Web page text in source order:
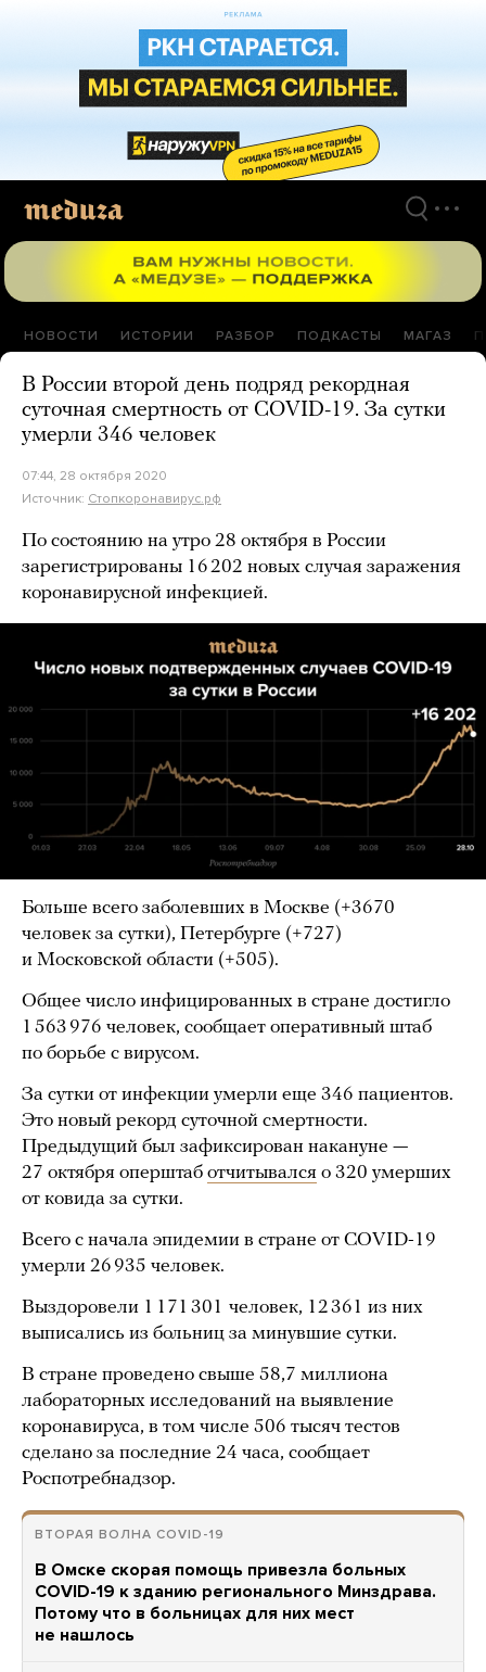
НОВОСТИ ИСТОРИИ РАЗБОР ПОДКАСТЫ МАГАЗ
В России второй день подряд рекордная
суточная смертность от COVID-19. За сутки
умерли 346 человек
07:44, 28 октября 2020
Источник: Стопкоронавирус.рф
По состоянию на утро 28 октября в России
зарегистрированы 16 202 новых случая заражения
коронавирусной инфекцией.
Больше всего заболевших в Москве (+3670
человек за сутки), Петербурге (+727)
и Московской области (+505).
Общее число инфицированных в стране достигло
1 563 976 человек, сообщает оперативный штаб
по борьбе с вирусом.
За сутки от инфекции умерли еще 346 пациентов.
Это новый рекорд суточной смертности.
Предыдущий был зафиксирован накануне —
27 октября оперштаб отчитывался о 320 умерших
от ковида за сутки.
Всего с начала эпидемии в стране от COVID-19
умерли 26 935 человек.
Выздоровели 1 171 301 человек, 12 361 из них
выписались из больниц за минувшие сутки.
В стране проведено свыше 58,7 миллиона
лабораторных исследований на выявление
коронавируса, в том числе 506 тысяч тестов
сделано за последние 24 часа, сообщает
Роспотребнадзор.
ВТОРАЯ ВОЛНА COVID-19
В Омске скорая помощь привезла больных
COVID-19 к зданию регионального Минздрава.
Потому что в больницах для них мест
не нашлось